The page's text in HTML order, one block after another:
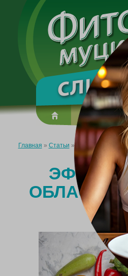
О
Главная » Статьи »Эффективные
ОБЛАСТИ